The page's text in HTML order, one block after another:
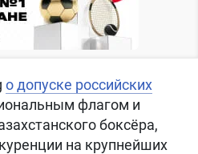
о допуске российских
флагом и
боксёра,
на крупнейших